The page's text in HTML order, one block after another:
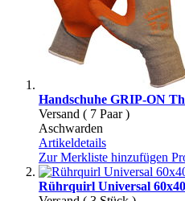
Handschuhe GRIP-ON
Versand ( 7 Paar )
Aschwarden
Artikeldetails
Zur Merkliste hinzufügen
Rührquirl Universal